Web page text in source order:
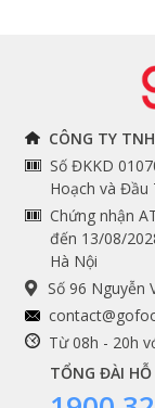
THÔNG TIN
Chính sách và
chung
Hướng dẫn
Cam kết chất
CÔNG TY
Số ĐKKD
Hoạch và Đầu
Chứng nhận
đến 13/08/
Hà Nội
Số 96 Nguyễn
Từ 08h - 20h
TỔNG ĐÀI